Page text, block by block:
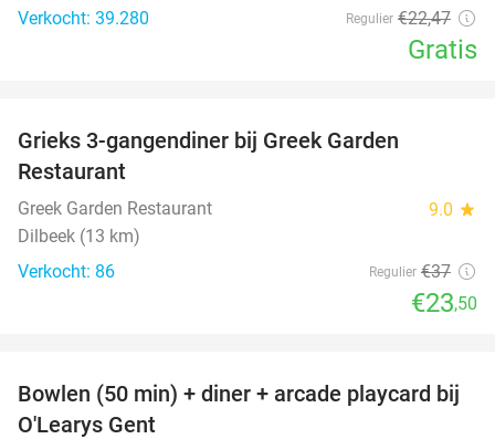
Verkocht: 39.280 Regulier €22,47
Gratis
Grieks 3-gangendiner bij Greek Garden
Restaurant
Greek Garden Restaurant 9.0 star
Dilbeek (13 km)
Verkocht: 86
Regulier €37
€23,50
38%
Bowlen (50 min) + diner + arcade playcard bij
O'Learys Gent